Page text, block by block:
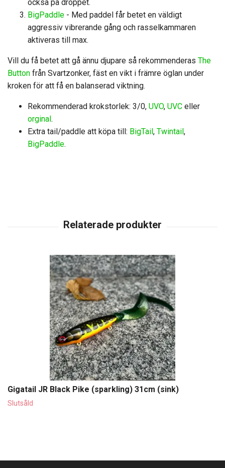
också på droppet.
BigPaddle - Med paddel får betet en väldigt
aggressiv vibrerande gång och rasselkammaren
aktiveras till max.
Vill du få betet att gå ännu djupare så rekommenderas The
Button från Svartzonker, fäst en vikt i främre öglan under
kroken för att få en balanserad viktning.
Rekommenderad krokstorlek: 3/0, UVO, UVC eller
orginal.
Extra tail/paddle att köpa till: BigTail, Twintail,
BigPaddle.
Gigatail JR Black Pike (sparkling) 31cm (sink)
Slutsåld